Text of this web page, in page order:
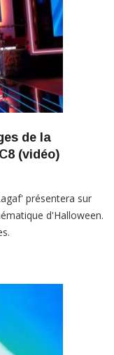
de la
(vidéo)
présentera sur
d'Halloween.